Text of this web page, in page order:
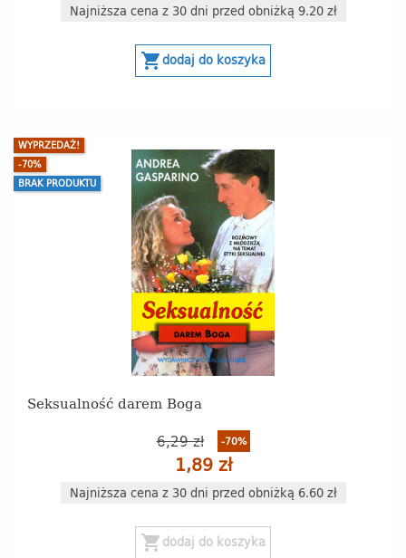
Najniższa cena z 30 dni przed obniżką 9.20 zł
shopping_cartdodaj do koszyka
Seksualność darem Boga
6,29 zł -70%
1,89 zł
Najniższa cena z 30 dni przed obniżką 6.60 zł
WYPRZEDAŻ!
-70%
BRAK PRODUKTU
shopping_cart dodaj do koszyka